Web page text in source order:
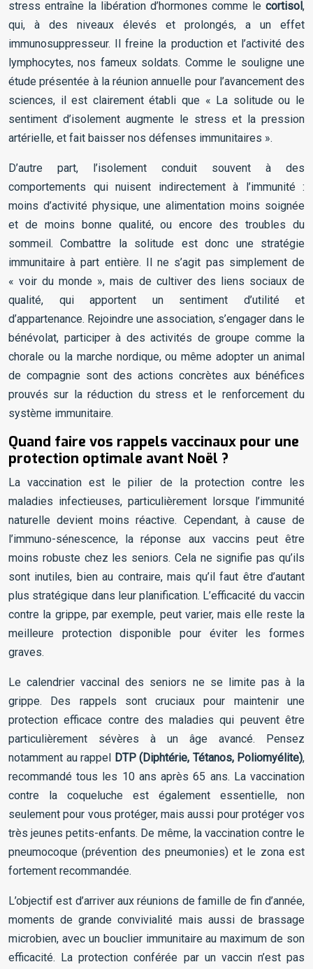
stress entraîne la libération d’hormones comme le cortisol ,
qui, à des niveaux élevés et prolongés, a un effet
immunosuppresseur. Il freine la production et l’activité des
lymphocytes, nos fameux soldats. Comme le souligne une
étude présentée à la réunion annuelle pour l’avancement des
sciences, il est clairement établi que « La solitude ou le
sentiment d’isolement augmente le stress et la pression
artérielle, et fait baisser nos défenses immunitaires ».
D’autre part, l’isolement conduit souvent à des
comportements qui nuisent indirectement à l’immunité :
moins d’activité physique, une alimentation moins soignée
et de moins bonne qualité, ou encore des troubles du
sommeil. Combattre la solitude est donc une stratégie
immunitaire à part entière. Il ne s’agit pas simplement de
« voir du monde », mais de cultiver des liens sociaux de
qualité, qui apportent un sentiment d’utilité et
d’appartenance. Rejoindre une association, s’engager dans le
bénévolat, participer à des activités de groupe comme la
chorale ou la marche nordique, ou même adopter un animal
de compagnie sont des actions concrètes aux bénéfices
prouvés sur la réduction du stress et le renforcement du
système immunitaire.
Quand faire vos rappels vaccinaux pour une
protection optimale avant Noël ?
La vaccination est le pilier de la protection contre les
maladies infectieuses, particulièrement lorsque l’immunité
naturelle devient moins réactive. Cependant, à cause de
l’immuno-sénescence, la réponse aux vaccins peut être
moins robuste chez les seniors. Cela ne signifie pas qu’ils
sont inutiles, bien au contraire, mais qu’il faut être d’autant
plus stratégique dans leur planification. L’efficacité du vaccin
contre la grippe, par exemple, peut varier, mais elle reste la
meilleure protection disponible pour éviter les formes
graves.
Le calendrier vaccinal des seniors ne se limite pas à la
grippe. Des rappels sont cruciaux pour maintenir une
protection efficace contre des maladies qui peuvent être
particulièrement sévères à un âge avancé. Pensez
notamment au rappel
DTP (Diphtérie, Tétanos, Poliomyélite),
recommandé tous les 10 ans après 65 ans. La vaccination
contre la coqueluche est également essentielle, non
seulement pour vous protéger, mais aussi pour protéger vos
très jeunes petits-enfants. De même, la vaccination contre le
pneumocoque (prévention des pneumonies) et le zona est
fortement recommandée.
L’objectif est d’arriver aux réunions de famille de fin d’année,
moments de grande convivialité mais aussi de brassage
microbien, avec un bouclier immunitaire au maximum de son
efficacité. La protection conférée par un vaccin n’est pas